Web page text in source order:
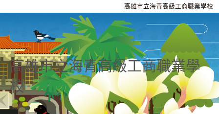
高雄市立海青高級工商職業學校
高雄市立海青高級工商職業學
校